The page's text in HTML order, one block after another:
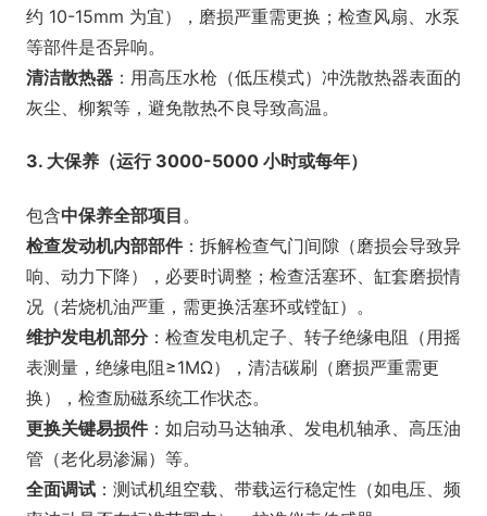
约 10-15mm 为宜），磨损严重需更换；检查风扇、水泵
等部件是否异响。
清洁散热器 ：用高压水枪（低压模式）冲洗散热器表面的
灰尘、柳絮等，避免散热不良导致高温。
3. 大保养（运行 3000-5000 小时或每年）
包含中保养全部项目 。
检查发动机内部部件：拆解检查气门间隙（磨损会导致异
响、动力下降），必要时调整；检查活塞环、缸套磨损情
况（若烧机油严重，需更换活塞环或镗缸）。
维护发电机部分：检查发电机定子、转子绝缘电阻（用摇
表测量，绝缘电阻≥1MΩ），清洁碳刷（磨损严重需更
换），检查励磁系统工作状态。
更换关键易损件：如启动马达轴承、发电机轴承、高压油
管（老化易渗漏）等。
全面调试 ：测试机组空载、带载运行稳定性（如电压、频